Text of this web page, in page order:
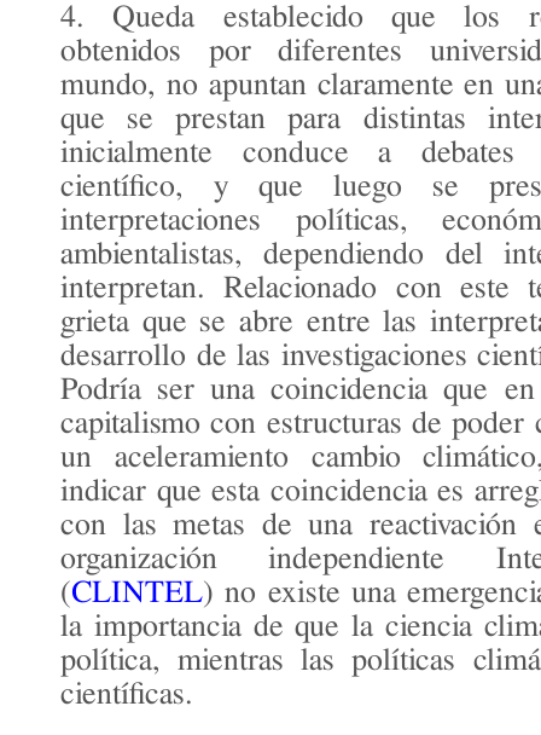
4. Queda establecido que los
obtenidos por diferentes
mundo, no apuntan claramente en
que se prestan para distintas
inicialmente conduce a
científico, y que luego se
interpretaciones políticas,
ambientalistas, dependiendo del
interpretan. Relacionado con este
grieta que se abre entre las
desarrollo de las investigaciones
Podría ser una coincidencia que
capitalismo con estructuras de poder
un aceleramiento cambio
indicar que esta coincidencia es
con las metas de una reactivación
organización independiente
(CLINTEL) no existe una
la importancia de que la ciencia
política, mientras las políticas
científicas.